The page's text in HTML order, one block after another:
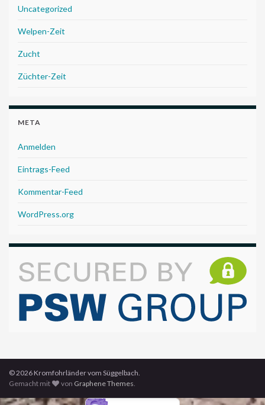
Uncategorized
Welpen-Zeit
Zucht
Züchter-Zeit
META
Anmelden
Eintrags-Feed
Kommentar-Feed
WordPress.org
© 2026 Kromfohrländer vom Süggelbach.
Gemacht mit
von Graphene Themes